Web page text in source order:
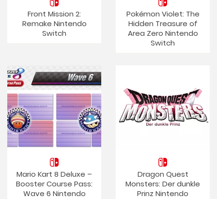
Front Mission 2:
Remake Nintendo
Switch
Pokémon Violet: The
Hidden Treasure of
Area Zero Nintendo
Switch
Mario Kart 8 Deluxe –
Booster Course Pass:
Wave 6 Nintendo
Dragon Quest
Monsters: Der dunkle
Prinz Nintendo